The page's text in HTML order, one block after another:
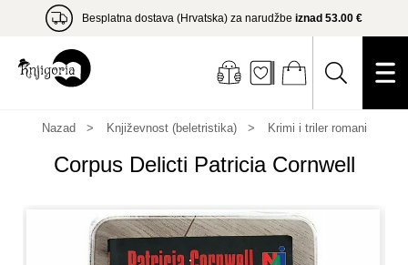
Besplatna dostava (Hrvatska) za narudžbe iznad 53.00 €
Nazad Književnost (beletristika) Krimi i triler romani
Corpus Delicti Patricia Cornwell